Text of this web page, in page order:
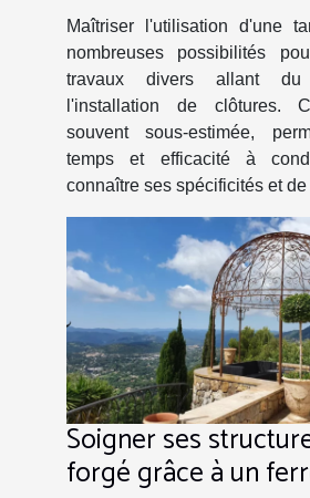
Maîtriser l'utilisation d'une
nombreuses possibilités
travaux divers allant
l'installation de clôtures.
souvent sous-estimée,
temps et efficacité à
connaître ses spécificités et de
Soigner ses
forgé grâce à un